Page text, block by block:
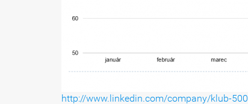
http://www.linkedin.com/company/klub-500